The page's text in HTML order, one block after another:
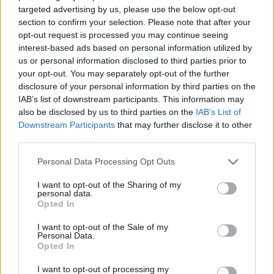
targeted advertising by us, please use the below opt-out
section to confirm your selection. Please note that after your
opt-out request is processed you may continue seeing
interest-based ads based on personal information utilized by
us or personal information disclosed to third parties prior to
your opt-out. You may separately opt-out of the further
disclosure of your personal information by third parties on the
IAB’s list of downstream participants. This information may
also be disclosed by us to third parties on the IAB’s List of
Downstream Participants that may further disclose it to other
Personal Data Processing Opt Outs
I want to opt-out of the Sharing of my
personal data.
Opted In
I want to opt-out of the Sale of my
Personal Data.
Opted In
I want to opt-out of processing my
Media: Με ενίσχυση 8 εκατ. ευρώ σε 451 επιχειρήσεις ξεκίνησε το
πρόγραμμα στήριξης- Κάλυψη εισφορών ΕΔΟΕΑΠ
Η Toyota φέρνει νέα γενιά
μπαταριών για τα υβριδικά της
Σε κινεζική… πολιορκία η
αυτοκινητοβιομηχανία
Νέο Audi A2 e-tron με στόχο την κορυφή της αποδοτικότητας
Μισιακός: «Ο προπονητής είναι
υπεύθυνος και αναλαμβάνω την
Ιωαννίνων